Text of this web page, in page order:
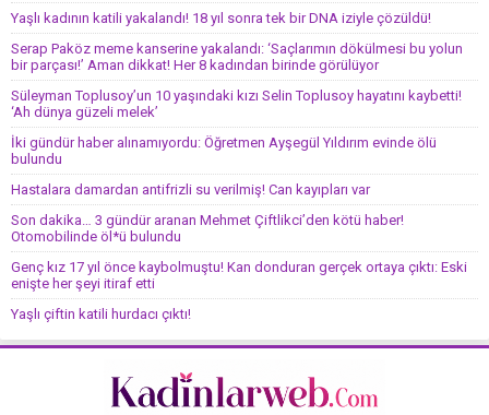
Yaşlı kadının katili yakalandı! 18 yıl sonra tek bir DNA iziyle çözüldü!
Serap Paköz meme kanserine yakalandı: ‘Saçlarımın dökülmesi bu yolun
bir parçası!’ Aman dikkat! Her 8 kadından birinde görülüyor
Süleyman Toplusoy’un 10 yaşındaki kızı Selin Toplusoy hayatını kaybetti!
‘Ah dünya güzeli melek’
İki gündür haber alınamıyordu: Öğretmen Ayşegül Yıldırım evinde ölü
bulundu
Hastalara damardan antifrizli su verilmiş! Can kayıpları var
Son dakika… 3 gündür aranan Mehmet Çiftlikci’den kötü haber!
Otomobilinde öl*ü bulundu
Genç kız 17 yıl önce kaybolmuştu! Kan donduran gerçek ortaya çıktı: Eski
enişte her şeyi itiraf etti
Yaşlı çiftin katili hurdacı çıktı!